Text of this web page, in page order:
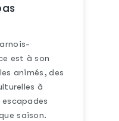
est à son
animés, des
à
saison.